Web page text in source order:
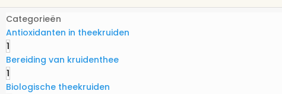
Categorieën
Antioxidanten in theekruiden
1
Bereiding van kruidenthee
1
Biologische theekruiden